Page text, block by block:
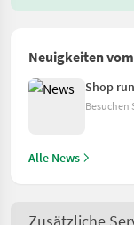
Neuigkeiten
Shop
Besuchen
Alle News